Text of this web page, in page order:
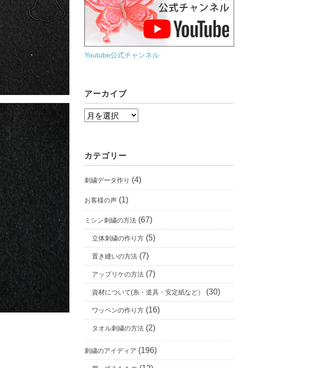
Youtube公式チャンネル
アーカイブ
ア
イ
ブ
カテゴリー
刺繍データ作り (4)
お客様の声 (1)
ミシン刺繍の方法 (67)
立体刺繍の作り方 (5)
置き縫いの方法 (7)
アップリケの方法 (7)
資材について(糸・道具・安定紙など） (30)
ワッペンの作り方 (16)
タオル刺繍の方法 (2)
刺繍のアイディア (196)